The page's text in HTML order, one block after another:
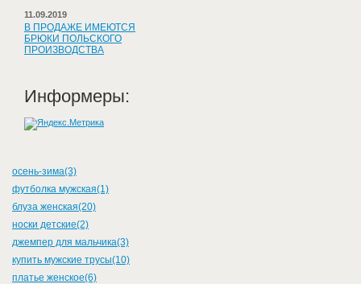
11.09.2019
В ПРОДАЖЕ ИМЕЮТСЯ
БРЮКИ ПОЛЬСКОГО
ПРОИЗВОДСТВА
Информеры:
осень-зима(3)
футболка мужская(1)
блуза женская(20)
носки детские(2)
джемпер для мальчика(3)
купить мужские трусы(10)
платье женское(6)